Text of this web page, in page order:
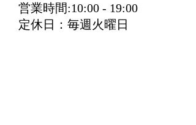
営業時間:10:00 - 19:00
​定休日：毎週火曜日